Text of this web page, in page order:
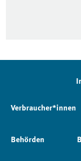
Verbraucher*innen
Behörden